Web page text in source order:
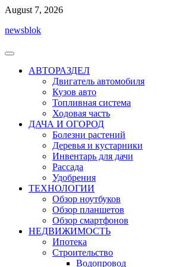
Перейти
содержимому
August 7, 2026
newsblok
АВТОРАЗДЕЛ
Двигатель автомобиля
Кузов авто
Топливная система
Ходовая часть
ДАЧА И ОГОРОД
Болезни растений
Деревья и кустарники
Инвентарь для дачи
Рассада
Удобрения
ТЕХНОЛОГИИ
Обзор ноутбуков
Обзор планшетов
Обзор смартфонов
НЕДВИЖИМОСТЬ
Ипотека
Строительство
Водопровод